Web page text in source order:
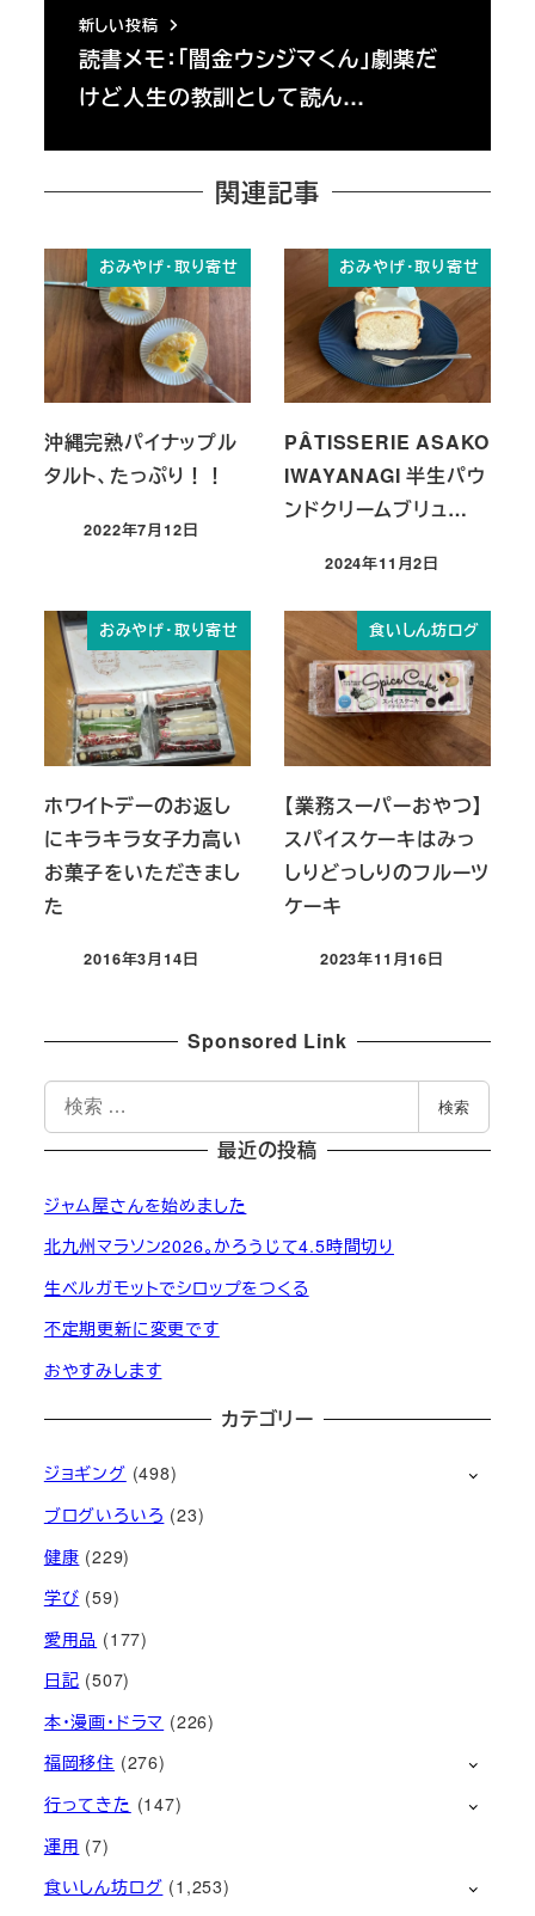
新しい投稿
読書メモ：「闇金ウシジマくん」劇薬だ
けど人生の教訓として読ん…
関連記事
おみやげ・取り寄せ
沖縄完熟パイナップル
タルト、たっぷり！！
投稿日
2022年7月12日
おみやげ・取り寄せ
PÂTISSERIE ASAKO
IWAYANAGI 半生パウ
ンドクリームブリュ…
投稿日
2024年11月2日
おみやげ・取り寄せ
ホワイトデーのお返し
にキラキラ女子力高い
お菓子をいただきまし
た
投稿日
2016年3月14日
食いしん坊ログ
【業務スーパーおやつ】
スパイスケーキはみっ
しりどっしりのフルーツ
ケーキ
投稿日
2023年11月16日
Sponsored Link
索
検索
最近の投稿
ジャム屋さんを始めました
北九州マラソン2026。かろうじて4.5時間切り
生ベルガモットでシロップをつくる
不定期更新に変更です
おやすみします
カテゴリー
ジョギング (498)
ブログいろいろ (23)
健康 (229)
学び (59)
愛用品 (177)
日記 (507)
本・漫画・ドラマ (226)
福岡移住 (276)
行ってきた (147)
運用 (7)
食いしん坊ログ (1,253)